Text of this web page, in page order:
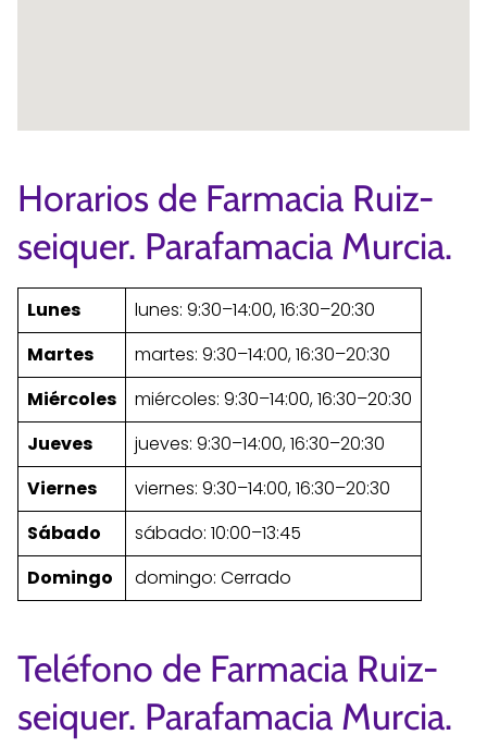
Horarios de Farmacia Ruiz-
seiquer. Parafamacia Murcia.
Lunes
lunes: 9:30–14:00, 16:30–20:30
Martes
martes: 9:30–14:00, 16:30–20:30
Miércoles
miércoles: 9:30–14:00, 16:30–20:30
Jueves
jueves: 9:30–14:00, 16:30–20:30
Viernes
viernes: 9:30–14:00, 16:30–20:30
Sábado
sábado: 10:00–13:45
Domingo
domingo: Cerrado
Teléfono de Farmacia Ruiz-
seiquer. Parafamacia Murcia.